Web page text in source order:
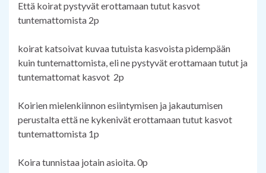
Että koirat pystyvät erottamaan tutut kasvot
tuntemattomista 2p
koirat katsoivat kuvaa tutuista kasvoista pidempään
kuin tuntemattomista, eli ne pystyvät erottamaan tutut ja
tuntemattomat kasvot 2p
Koirien mielenkiinnon esiintymisen ja jakautumisen
perustalta että ne kykenivät erottamaan tutut kasvot
tuntemattomista 1p
Koira tunnistaa jotain asioita. 0p